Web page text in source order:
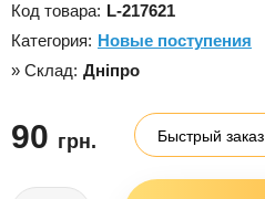
Код товара: L-217621
Категория: Новые поступения
» Склад: Дніпро
90 грн. Быстрый заказ